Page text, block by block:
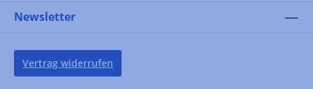
Newsletter
Vertrag widerrufen